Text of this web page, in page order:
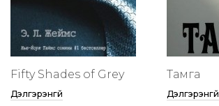
Fifty Shades of Grey
Дэлгэрэнгүй
Тамга
Дэлгэрэнгүй